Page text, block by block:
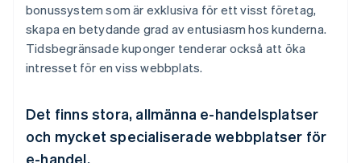
bonussystem som är exklusiva för ett visst företag,
skapa en betydande grad av entusiasm hos kunderna.
Tidsbegränsade kuponger tenderar också att öka
intresset för en viss webbplats.
Det finns stora, allmänna e-handelsplatser
och mycket specialiserade webbplatser för
e-handel.